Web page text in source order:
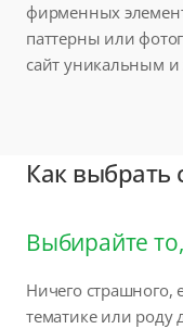
фирменных
паттерны или
сайт уникальным
Как выбрать
Выбирайте
Ничего страшного,
тематике или роду